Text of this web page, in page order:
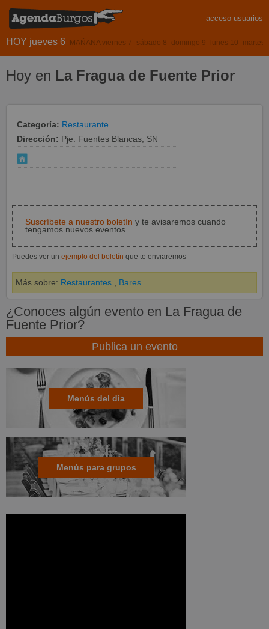
acceso usuarios
HOY jueves 6 MAÑANA viernes 7 sábado 8 domingo 9 lunes 10 martes
Hoy en La Fragua de Fuente Prior
Categoría: Restaurante
Dirección: Pje. Fuentes Blancas, SN
Suscríbete a nuestro boletín y te avisaremos cuando
tengamos nuevos eventos
Puedes ver un ejemplo del boletín que te enviaremos
Más sobre: Restaurantes Bares
¿Conoces algún evento en La Fragua de
Fuente Prior?
Publica un evento
Menús del dia
Menús para grupos